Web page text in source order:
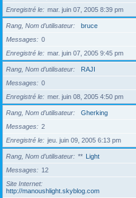
Enregistré le
mar. juin 07, 2005 8:39 pm
Rang, Nom d’utilisateur
bruce
Messages
0
Enregistré le
mar. juin 07, 2005 9:45 pm
Rang, Nom d’utilisateur
RAJI
Messages
0
Enregistré le
mer. juin 08, 2005 4:50 pm
Rang, Nom d’utilisateur
Gherking
Messages
2
Enregistré le
jeu. juin 09, 2005 6:13 pm
Rang, Nom d’utilisateur ** Light
Messages
12
Site Internet
http://manoushlight.skyblog.com